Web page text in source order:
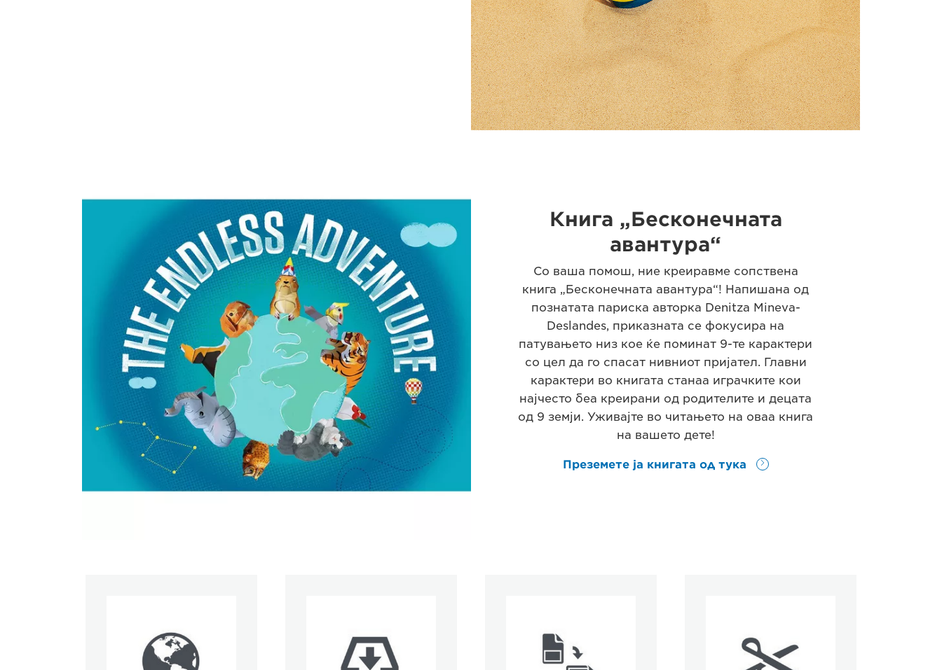
Книга „Бесконечната
авантура“
Со ваша помош, ние креиравме сопствена
книга „Бесконечната авантура“! Напишана од
познатата париска авторка Denitza Mineva-
Deslandes, приказната се фокусира на
патувањето низ кое ќе поминат 9-те карактери
со цел да го спасат нивниот пријател. Главни
карактери во книгата станаа играчките кои
најчесто беа креирани од родителите и децата
од 9 земји. Уживајте во читањето на оваа книга
на вашето дете!
Преземете ја книгата од тука